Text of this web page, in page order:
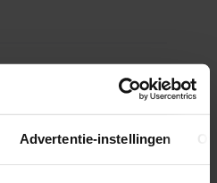
Advertentie-instellingen
freelance journalist sinds
Studies gestudeerd aan
en Journalistiek aan KU
Denise is bedreven in